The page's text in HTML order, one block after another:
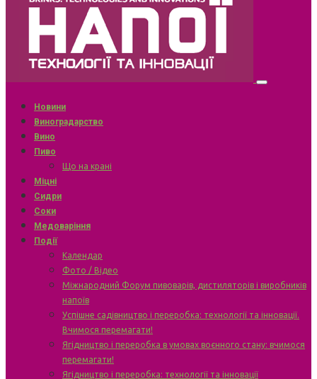
Новини
Виноградарство
Вино
Пиво
Що на крані
Міцні
Сидри
Соки
Медоваріння
Події
Календар
Фото / Відео
Міжнародний Форум пивоварів, дистиляторів і виробників
напоїв
Успішне садівництво і переробка: технології та інновації.
Вчимося перемагати!
Ягідництво і переробка в умовах воєнного стану: вчимося
перемагати!
Ягідництво і переробка: технології та інновації